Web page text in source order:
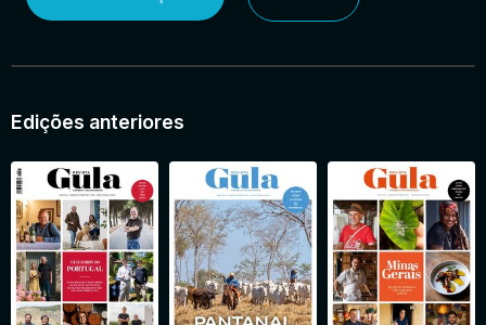
Edições anteriores